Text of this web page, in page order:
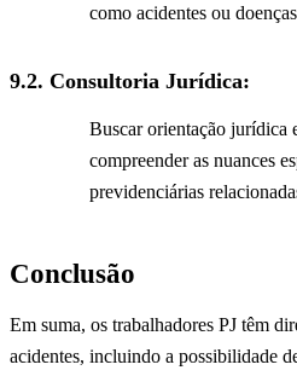
como acidentes ou
9.2. Consultoria Jurídica:
Buscar orientação jurídica
compreender as nuances
previdenciárias
Conclusão
Em suma, os trabalhadores PJ têm
acidentes, incluindo a possibilidade